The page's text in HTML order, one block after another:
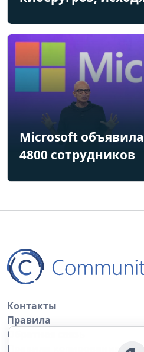
Microsoft
4800 сотрудников
Контакты
Правила
Обратная связь
Правила копирования